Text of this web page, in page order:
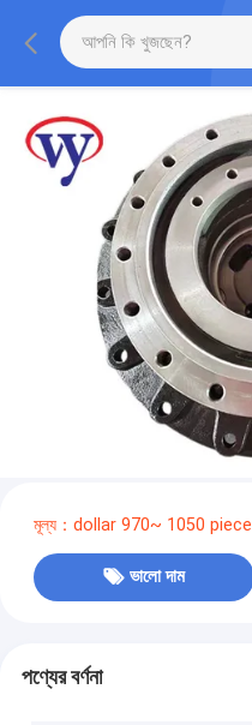
মূল্য：dollar 970~ 1050 piece
ভালো দাম
পণ্যের বর্ণনা